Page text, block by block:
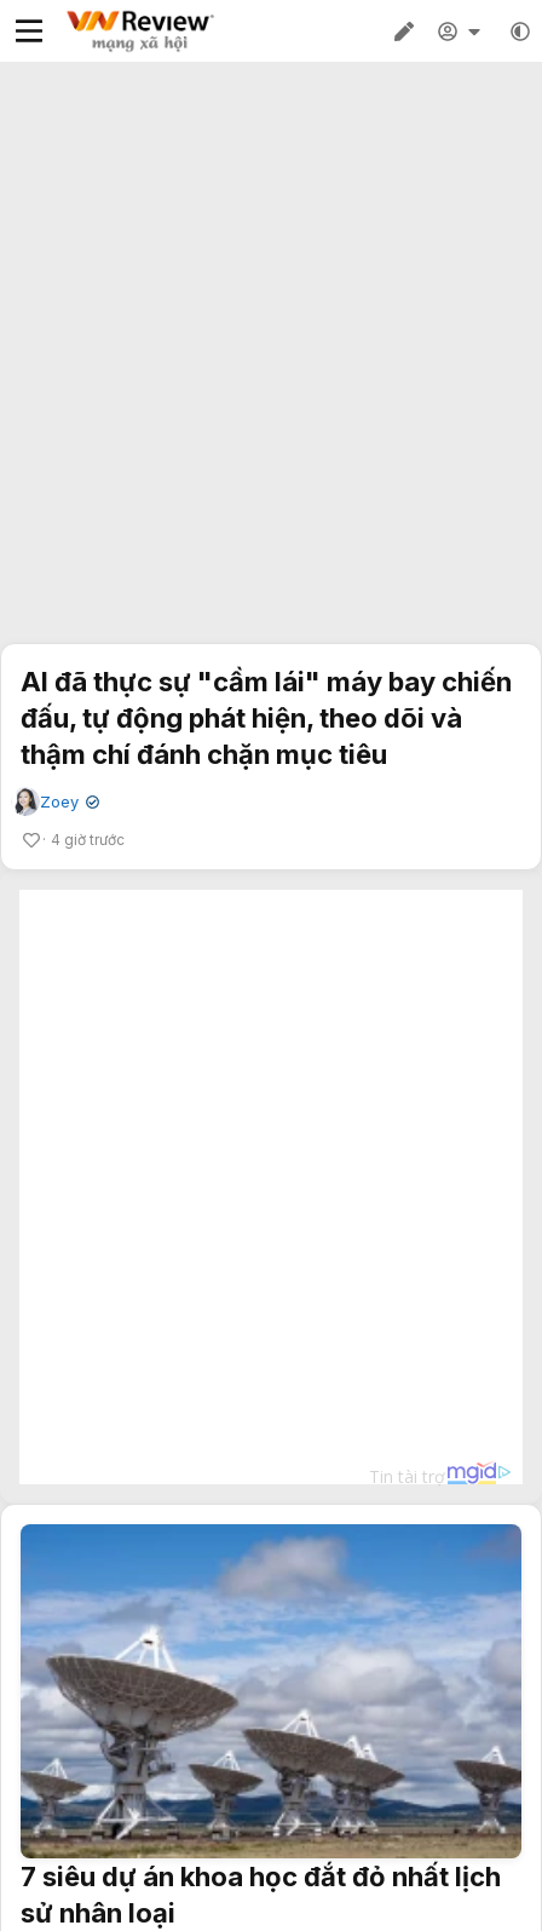
AI đã thực sự "cầm lái" máy bay chiến
đấu, tự động phát hiện, theo dõi và
thậm chí đánh chặn mục tiêu
Zoey ✔
4 giờ trước
7 siêu dự án khoa học đắt đỏ nhất lịch
sử nhân loại